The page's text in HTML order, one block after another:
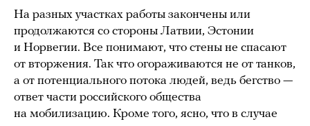
На разных участках работы закончены или
продолжаются со стороны Латвии, Эстонии
и Норвегии. Все понимают, что стены не спасают
от вторжения. Так что огораживаются не от танков,
а от потенциального потока людей, ведь бегство —
ответ части российского общества
на мобилизацию. Кроме того, ясно, что в случае